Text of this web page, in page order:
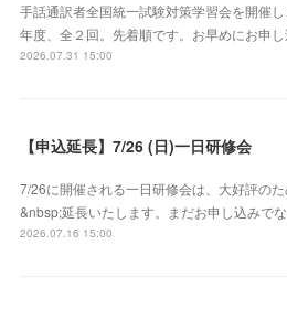
手話通訳者全国統一試験対策学習会を開催
年度、全２回。先着順です。お早めにお申し
2026.07.31 15:00
【申込延長】7/26 (日)一日研修会
7/26に開催される一日研修会は、大好評の
&nbsp;延長いたします。まだお申し込みで
2026.07.16 15:00